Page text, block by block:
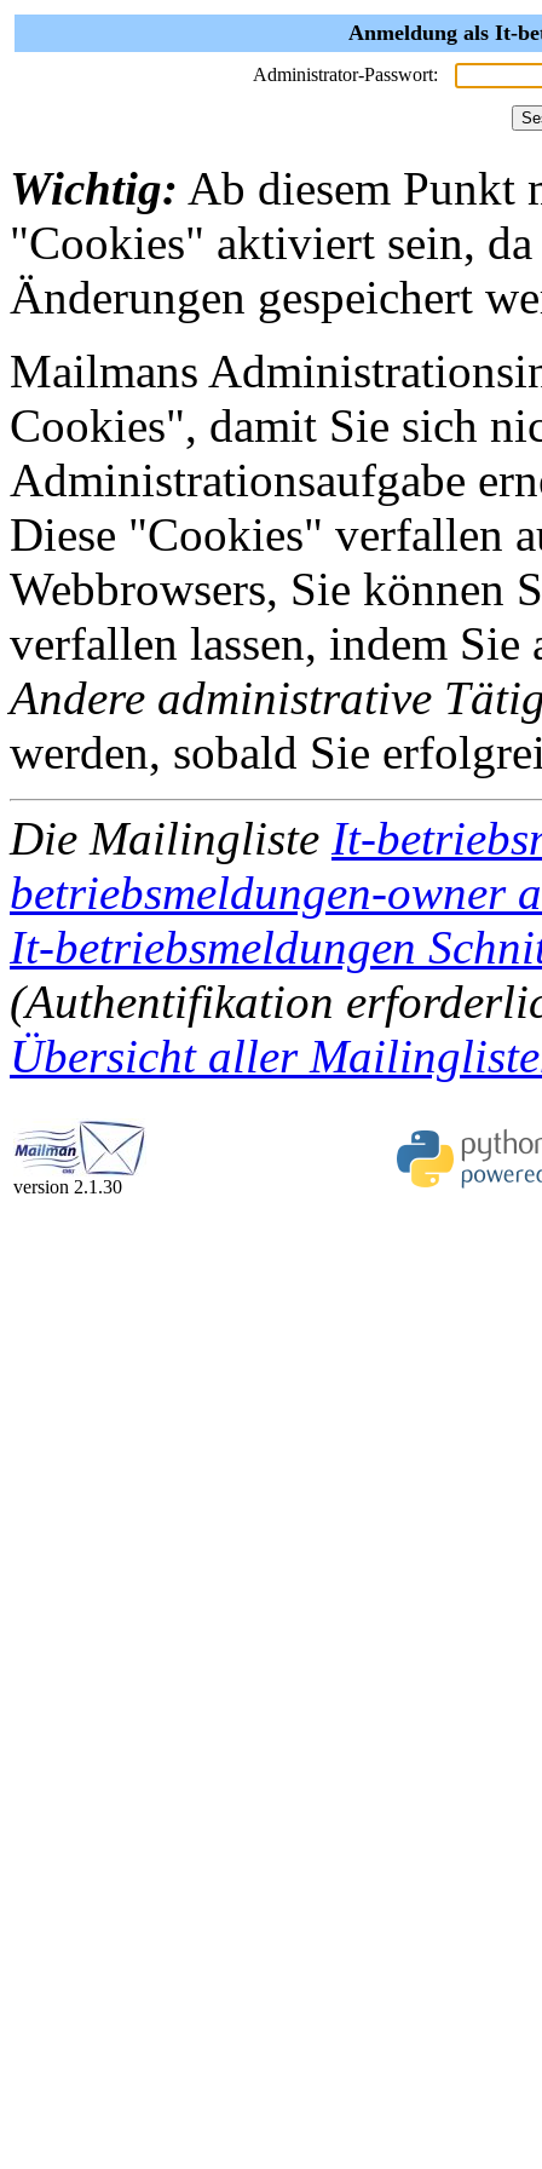
Anmeldung als It-
Administrator-Passwort:
Wichtig: Ab diesem Punkt
"Cookies" aktiviert sein,
Änderungen gespeichert
Mailmans
Cookies", damit Sie sich
Administrationsaufgabe
Diese "Cookies" verfallen
Webbrowsers, Sie können
verfallen lassen, indem
Andere administrative
werden, sobald Sie
Die Mailingliste It-
betriebsmeldungen-owner
It-betriebsmeldungen
(Authentifikation
Übersicht aller
version 2.1.30